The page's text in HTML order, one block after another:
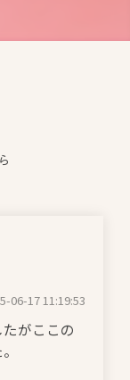
06-17 11:19:53
がここの